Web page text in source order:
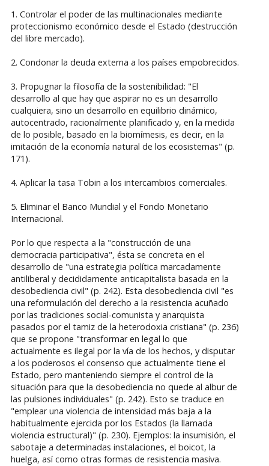
1. Controlar el poder de las multinacionales mediante
proteccionismo económico desde el Estado (destrucción
del libre mercado).
2. Condonar la deuda externa a los países empobrecidos.
3. Propugnar la filosofía de la sostenibilidad: "El
desarrollo al que hay que aspirar no es un desarrollo
cualquiera, sino un desarrollo en equilibrio dinámico,
autocentrado, racionalmente planificado y, en la medida
de lo posible, basado en la biomímesis, es decir, en la
imitación de la economía natural de los ecosistemas" (p.
171).
4. Aplicar la tasa Tobin a los intercambios comerciales.
5. Eliminar el Banco Mundial y el Fondo Monetario
Internacional.
Por lo que respecta a la "construcción de una
democracia participativa", ésta se concreta en el
desarrollo de "una estrategia política marcadamente
antiliberal y decididamente anticapitalista basada en la
desobediencia civil" (p. 242). Esta desobediencia civil "es
una reformulación del derecho a la resistencia acuñado
por las tradiciones social-comunista y anarquista
pasados por el tamiz de la heterodoxia cristiana" (p. 236)
que se propone "transformar en legal lo que
actualmente es ilegal por la vía de los hechos, y disputar
a los poderosos el consenso que actualmente tiene el
Estado, pero manteniendo siempre el control de la
situación para que la desobediencia no quede al albur de
las pulsiones individuales" (p. 242). Esto se traduce en
"emplear una violencia de intensidad más baja a la
habitualmente ejercida por los Estados (la llamada
violencia estructural)" (p. 230). Ejemplos: la insumisión, el
sabotaje a determinadas instalaciones, el boicot, la
huelga, así como otras formas de resistencia masiva.